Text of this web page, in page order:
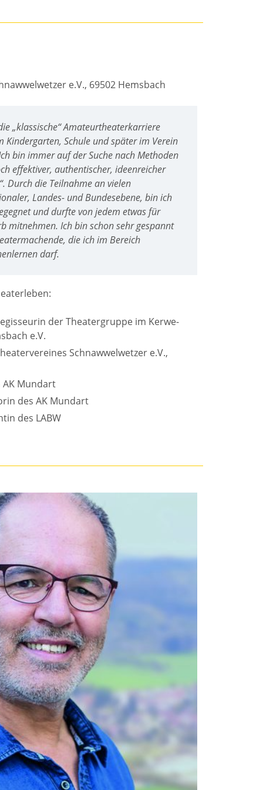
e.V., 69502 Hemsbach
„klassische“ Amateurtheaterkarriere
Schule und später im Verein
bin immer auf der Suche nach Methoden
effektiver, authentischer, ideenreicher
Durch die Teilnahme an vielen
Landes- und Bundesebene, bin ich
und durfte von jedem etwas für
mitnehmen. Ich bin schon sehr gespannt
die ich im Bereich
darf.
der Theatergruppe im Kerwe-
e.V.
Schnawwelwetzer e.V.,
AK Mundart
des AK Mundart
des LABW